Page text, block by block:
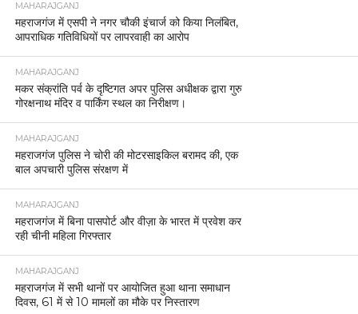
MAHARAJGANJ
महराजगंज में एसपी ने नगर चौकी इंचार्ज को किया निलंबित,
आपराधिक गतिविधियों पर लापरवाही का आरोप
MAHARAJGANJ
मकर संक्रांति पर्व के दृष्टिगत अपर पुलिस अधीक्षक द्वारा गुरु
गोरक्षनाथ मंदिर व पार्किंग स्थल का निरीक्षण।
MAHARAJGANJ
महराजगंज पुलिस ने चोरी की मोटरसाइकिल बरामद की, एक
बाल अपचारी पुलिस संरक्षण में
MAHARAJGANJ
महराजगंज में बिना पासपोर्ट और वीज़ा के भारत में प्रवेश कर
रही चीनी महिला गिरफ्तार
MAHARAJGANJ
महराजगंज में सभी थानों पर आयोजित हुआ थाना समाधान
दिवस, 61 में से 10 मामलों का मौके पर निस्तारण